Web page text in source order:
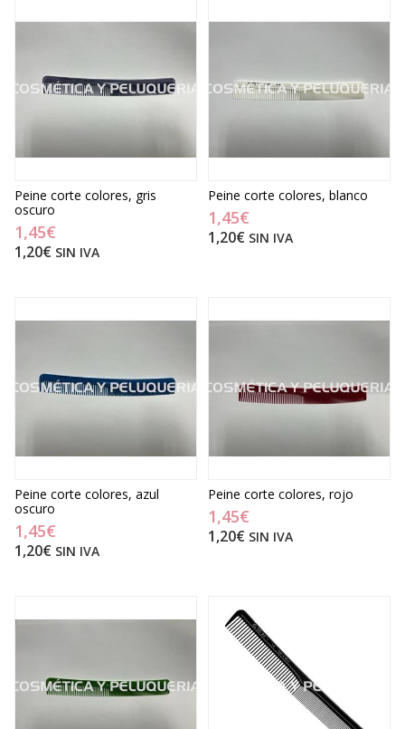
Peine corte colores, gris
oscuro
1,45€
1,20€ SIN IVA
Peine corte colores, blanco
1,45€
1,20€ SIN IVA
Peine corte colores, azul
oscuro
1,45€
1,20€ SIN IVA
Peine corte colores, rojo
1,45€
1,20€ SIN IVA